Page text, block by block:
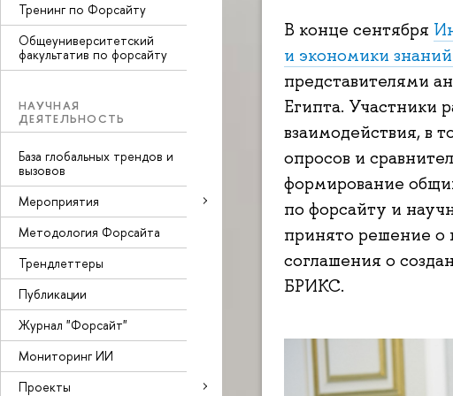
Тренинг по Форсайту
Общеуниверситетский
факультатив по форсайту
НАУЧНАЯ
ДЕЯТЕЛЬНОСТЬ
База глобальных трендов и
вызовов
Мероприятия
Методология Форсайта
Трендлеттеры
Публикации
Журнал "Форсайт"
Мониторинг ИИ
Проекты
В конце сентября
и экономики
представителями
Египта. Участники
взаимодействия, в
опросов и
формирование
по форсайту и
принято решение о
соглашения о
БРИКС.